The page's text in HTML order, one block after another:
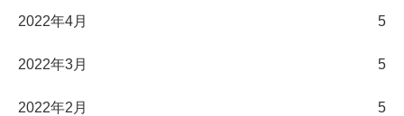
2022年4月 5
2022年3月 5
2022年2月 5